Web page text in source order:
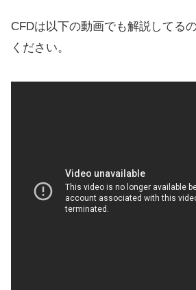
CFDは以下の動画でも解説してる
ください。